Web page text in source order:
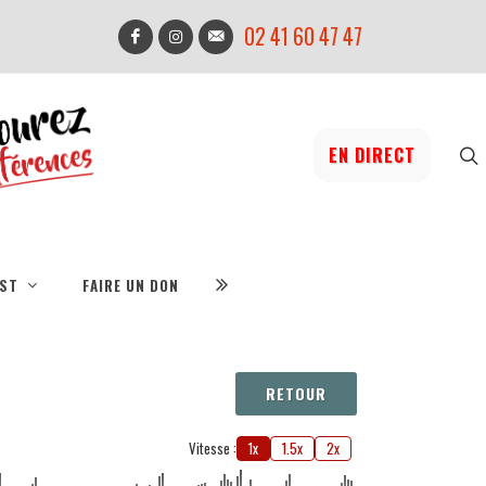
02 41 60 47 47
EN DIRECT
FAIRE UN DON
RETOUR
Vitesse : 1x 1.5x 2x